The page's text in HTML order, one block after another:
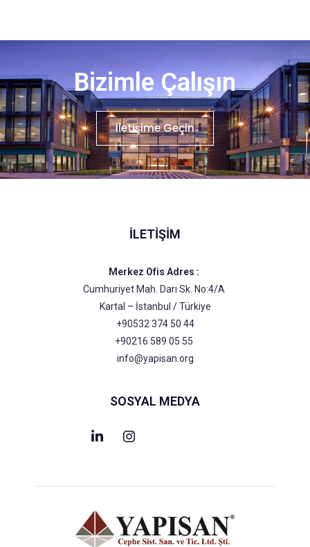
Bizimle Çalışın
İletişime Geçin
İLETIŞIM
Merkez Ofis Adres :
Cumhuriyet Mah. Darı Sk. No:4/A
Kartal – İstanbul / Türkiye
+90532 374 50 44
+90216 589 05 55
info@yapisan.org
SOSYAL MEDYA